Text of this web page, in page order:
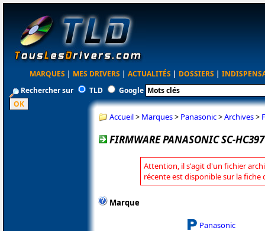
MARQUES | MES DRIVERS | ACTUALITÉS | DOSSIERS |
Rechercher sur
TLD Google
Accueil> Marques> Panasonic>Archives>
FIRMWARE PANASONIC SC-
Attention, il s'agit d'un fichier
récente est disponible sur la fiche
Marque
Panasonic